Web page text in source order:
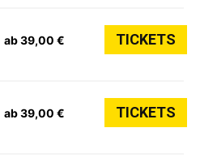
ab 39,00 € TICKETS
ab 39,00 € TICKETS